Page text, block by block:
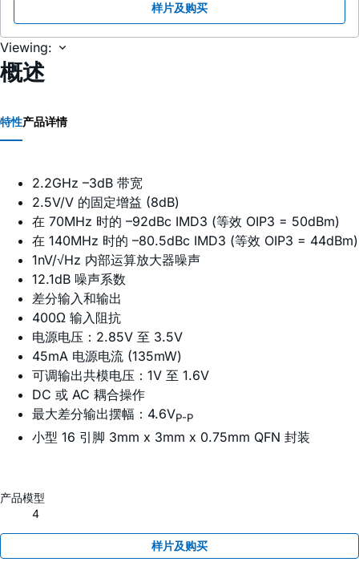
样片及购买
Viewing:
概述
特性产品详情
2.2GHz –3dB 带宽
2.5V/V 的固定增益 (8dB)
在 70MHz 时的 –92dBc IMD3 (等效 OIP3 = 50dBm)
在 140MHz 时的 –80.5dBc IMD3 (等效 OIP3 = 44dBm)
1nV/√Hz 内部运算放大器噪声
12.1dB 噪声系数
差分输入和输出
400Ω 输入阻抗
电源电压：2.85V 至 3.5V
45mA 电源电流 (135mW)
可调输出共模电压：1V 至 1.6V
DC 或 AC 耦合操作
最大差分输出摆幅：4.6VP-P
小型 16 引脚 3mm x 3mm x 0.75mm QFN 封装
产品模型
4
样片及购买